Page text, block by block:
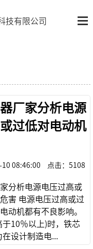
技有限公司
厂家分析电源
过低对电动机
08:46:00 点击： 5108
分析电源电压过高或
害 电源电压过高或过
动机都有不良影响。
10％以上)时，铁芯
设计制造电...